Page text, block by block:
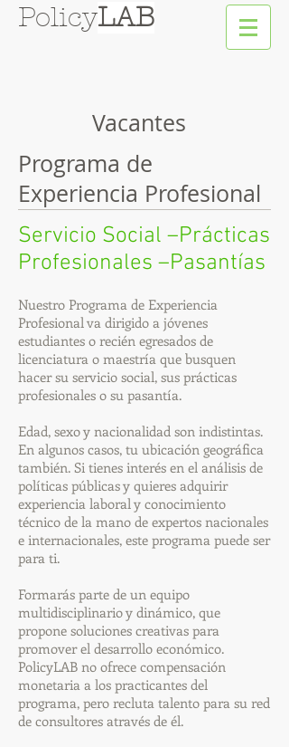
PolicyLAB
Programa de
Experiencia Profesional
Servicio Social –Prácticas
Profesionales –Pasantías
Nuestro Programa de Experiencia
Profesional va dirigido a jóvenes
estudiantes o recién egresados de
licenciatura o maestría que busquen
hacer su servicio social, sus prácticas
profesionales o su pasantía.
Edad, sexo y nacionalidad son indistintas.
En algunos casos, tu ubicación geográfica
también. Si tienes interés en el análisis de
políticas públicas y quieres adquirir
experiencia laboral y conocimiento
técnico de la mano de expertos nacionales
e internacionales, este programa puede ser
para ti.
Formarás parte de un equipo
multidisciplinario y dinámico, que
propone soluciones creativas para
promover el desarrollo económico.
PolicyLAB no ofrece compensación
monetaria a los practicantes del
programa, pero recluta talento para su red
de consultores através de él.
Vacantes